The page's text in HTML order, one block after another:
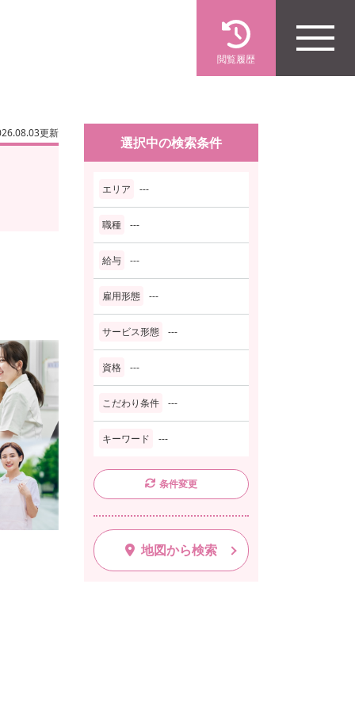
閲覧履歴
選択中の検索条件
エリア ---
職種 ---
給与 ---
雇用形態 ---
サービス形態 ---
資格 ---
こだわり条件 ---
キーワード ---
条件変更
地図から検索
更新